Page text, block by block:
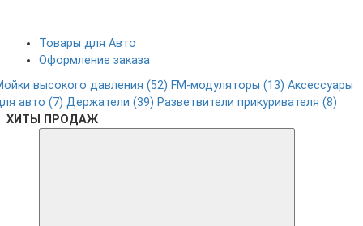
Товары для Авто
Оформление заказа
высокого давления (52) FM-модуляторы (13) Аксессуары
авто (7) Держатели (39) Разветвители прикуривателя (8)
ХИТЫ ПРОДАЖ